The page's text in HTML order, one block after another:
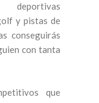
deportivas
y pistas de
conseguirás
con tanta
que